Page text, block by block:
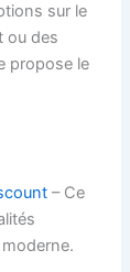
sur le
ou des
propose le
– Ce